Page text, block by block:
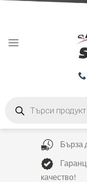
search
Бърза
качество!